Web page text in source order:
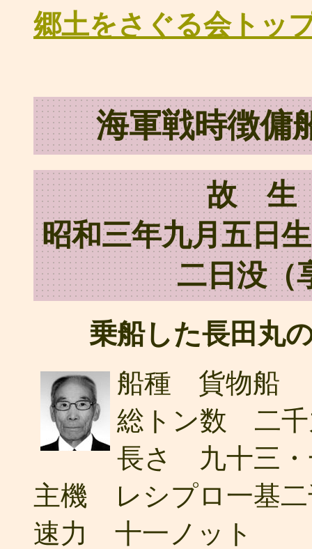
郷土をさぐる会トッ
海軍戦時徴傭
故
昭和三年九月五
二日没（
乗船した長田丸の
船種 貨物船
総トン数 二千
長さ 九十三・
主機 レシプロ一基二
速力 十一ノット